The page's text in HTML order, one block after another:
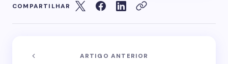
COMPARTILHAR
ARTIGO ANTERIOR